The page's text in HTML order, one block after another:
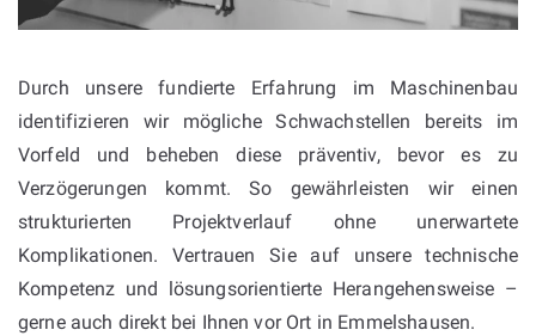
Durch unsere fundierte Erfahrung im Maschinenbau
identifizieren wir mögliche Schwachstellen bereits im
Vorfeld und beheben diese präventiv, bevor es zu
Verzögerungen kommt. So gewährleisten wir einen
strukturierten Projektverlauf ohne unerwartete
Komplikationen. Vertrauen Sie auf unsere technische
Kompetenz und lösungsorientierte Herangehensweise –
gerne auch direkt bei Ihnen vor Ort in Emmelshausen.